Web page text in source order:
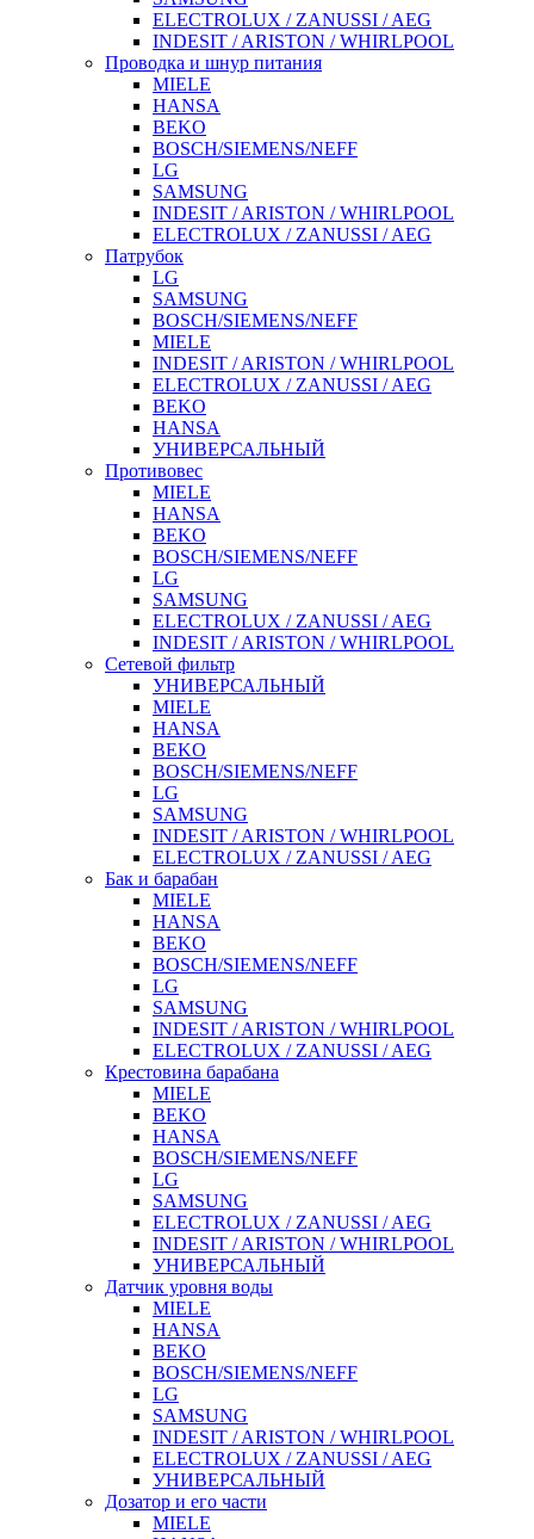
ELECTROLUX / ZANUSSI / AEG
INDESIT / ARISTON / WHIRLPOOL
Проводка и шнур питания
MIELE
HANSA
BEKO
BOSCH/SIEMENS/NEFF
LG
SAMSUNG
INDESIT / ARISTON / WHIRLPOOL
ELECTROLUX / ZANUSSI / AEG
Патрубок
LG
SAMSUNG
BOSCH/SIEMENS/NEFF
MIELE
INDESIT / ARISTON / WHIRLPOOL
ELECTROLUX / ZANUSSI / AEG
BEKO
HANSA
УНИВЕРСАЛЬНЫЙ
Противовес
MIELE
HANSA
BEKO
BOSCH/SIEMENS/NEFF
LG
SAMSUNG
ELECTROLUX / ZANUSSI / AEG
INDESIT / ARISTON / WHIRLPOOL
Сетевой фильтр
УНИВЕРСАЛЬНЫЙ
MIELE
HANSA
BEKO
BOSCH/SIEMENS/NEFF
LG
SAMSUNG
INDESIT / ARISTON / WHIRLPOOL
ELECTROLUX / ZANUSSI / AEG
Бак и барабан
MIELE
HANSA
BEKO
BOSCH/SIEMENS/NEFF
LG
SAMSUNG
INDESIT / ARISTON / WHIRLPOOL
ELECTROLUX / ZANUSSI / AEG
Крестовина барабана
MIELE
BEKO
HANSA
BOSCH/SIEMENS/NEFF
LG
SAMSUNG
ELECTROLUX / ZANUSSI / AEG
INDESIT / ARISTON / WHIRLPOOL
УНИВЕРСАЛЬНЫЙ
Датчик уровня воды
MIELE
HANSA
BEKO
BOSCH/SIEMENS/NEFF
LG
SAMSUNG
INDESIT / ARISTON / WHIRLPOOL
ELECTROLUX / ZANUSSI / AEG
УНИВЕРСАЛЬНЫЙ
Дозатор и его части
MIELE